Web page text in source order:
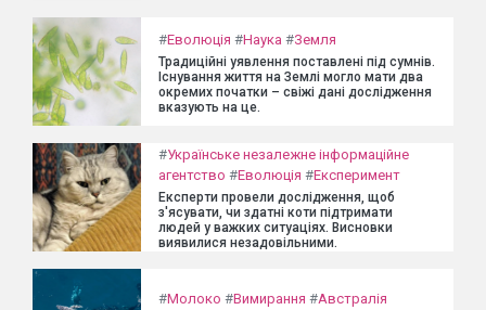
#Еволюція #Наука #Земля
Традиційні уявлення поставлені під сумнів.
Існування життя на Землі могло мати два
окремих початки – свіжі дані дослідження
вказують на це.
#Українське незалежне інформаційне
агентство #Еволюція #Експеримент
Експерти провели дослідження, щоб
з'ясувати, чи здатні коти підтримати
людей у важких ситуаціях. Висновки
виявилися незадовільними.
#Молоко #Вимирання #Австралія